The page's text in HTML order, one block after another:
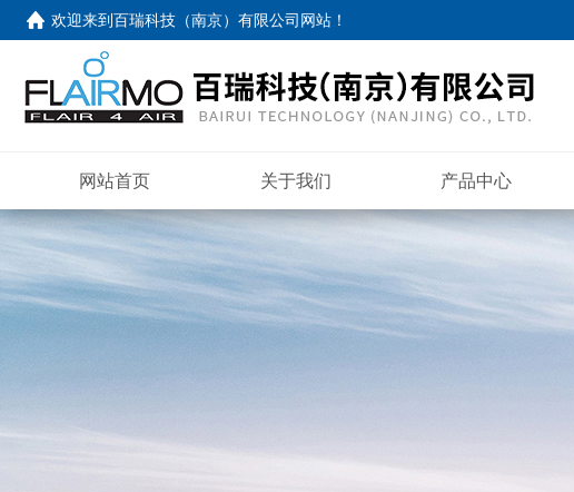
欢迎来到百瑞科技（南京）有限公司网站 ！
网站首页 关于我们 产品中心